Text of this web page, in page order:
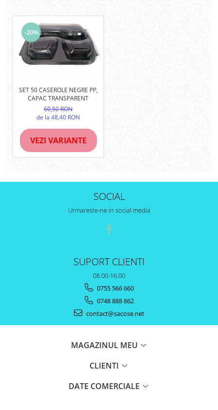
-20%
SET 50 CASEROLE NEGRE PP,
CAPAC TRANSPARENT
60,50 RON
de la 48,40 RON
VEZI VARIANTE
SOCIAL
Urmareste-ne in social media
SUPORT CLIENTI
08.00-16.00
0755 566 660
0748 888 862
contact@sacose.net
MAGAZINUL MEU
CLIENTI
DATE COMERCIALE